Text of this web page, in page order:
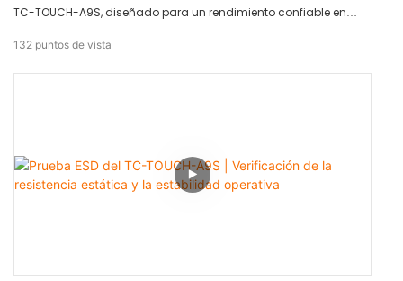
TC-TOUCH-A9S, diseñado para un rendimiento confiable en
garantiza resultados precisos y consistentes, lo que lo hace
ideal para pruebas en diversas industrias. Confíe en el TC-
132 puntos de vista